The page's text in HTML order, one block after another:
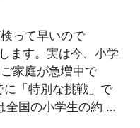
って早いので
ます。実は今、小学
家庭が急増中で
「特別な挑戦」で
全国の小学生の約 …